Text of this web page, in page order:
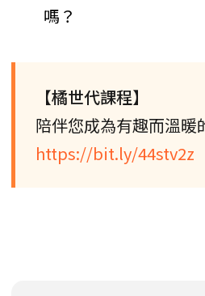
嗎？
【橘世代課程】
陪伴您成為有趣而溫暖
https://bit.ly/44stv2z